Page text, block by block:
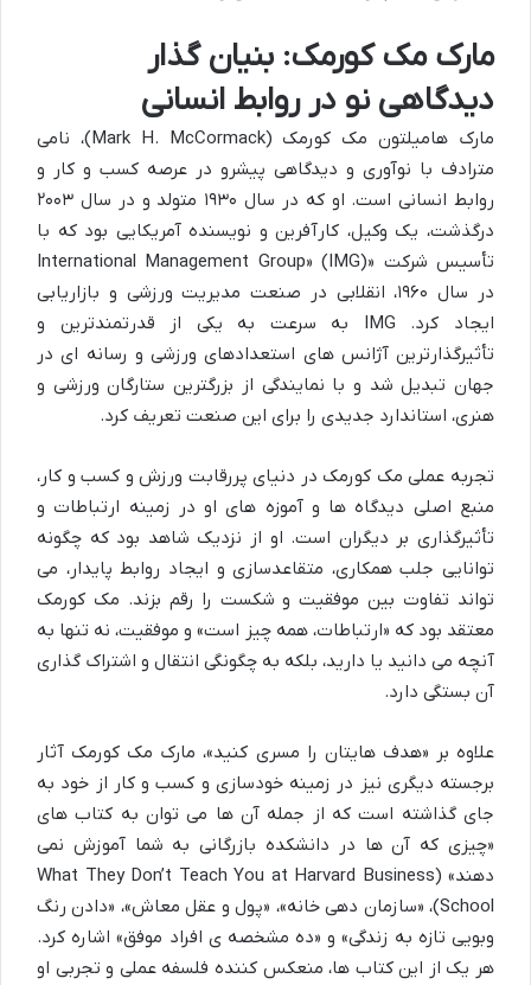
مارک مک کورمک: بنیان گذار
دیدگاهی نو در روابط انسانی
مارک هامیلتون مک کورمک (Mark H. McCormack)، نامی
مترادف با نوآوری و دیدگاهی پیشرو در عرصه کسب و کار و
روابط انسانی است. او که در سال ۱۹۳۰ متولد و در سال ۲۰۰۳
درگذشت، یک وکیل، کارآفرین و نویسنده آمریکایی بود که با
تأسیس شرکت «International Management Group» (IMG)
در سال ۱۹۶۰، انقلابی در صنعت مدیریت ورزشی و بازاریابی
ایجاد کرد. IMG به سرعت به یکی از قدرتمندترین و
تأثیرگذارترین آژانس های استعدادهای ورزشی و رسانه ای در
جهان تبدیل شد و با نمایندگی از بزرگترین ستارگان ورزشی و
هنری، استاندارد جدیدی را برای این صنعت تعریف کرد.
تجربه عملی مک کورمک در دنیای پررقابت ورزش و کسب و کار،
منبع اصلی دیدگاه ها و آموزه های او در زمینه ارتباطات و
تأثیرگذاری بر دیگران است. او از نزدیک شاهد بود که چگونه
توانایی جلب همکاری، متقاعدسازی و ایجاد روابط پایدار، می
تواند تفاوت بین موفقیت و شکست را رقم بزند. مک کورمک
معتقد بود که «ارتباطات، همه چیز است» و موفقیت، نه تنها به
آنچه می دانید یا دارید، بلکه به چگونگی انتقال و اشتراک گذاری
آن بستگی دارد.
علاوه بر «هدف هایتان را مسری کنید»، مارک مک کورمک آثار
برجسته دیگری نیز در زمینه خودسازی و کسب و کار از خود به
جای گذاشته است که از جمله آن ها می توان به کتاب های
«چیزی که آن ها در دانشکده بازرگانی به شما آموزش نمی
دهند» (What They Don’t Teach You at Harvard Business
School)، «سازمان دهی خانه»، «پول و عقل معاش»، «دادن رنگ
وبویی تازه به زندگی» و «ده مشخصه ی افراد موفق» اشاره کرد.
هر یک از این کتاب ها، منعکس کننده فلسفه عملی و تجربی او